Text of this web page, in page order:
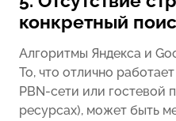
конкретный
Алгоритмы Яндекса и
То, что отлично
PBN-сети или гостевой
ресурсах), может быть